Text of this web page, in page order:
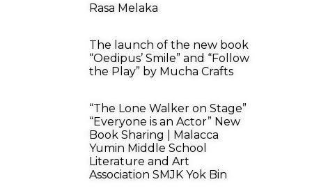
Rasa Melaka
The launch of the new book
“Oedipus’ Smile” and “Follow
the Play” by Mucha Crafts
“The Lone Walker on Stage”
“Everyone is an Actor” New
Book Sharing | Malacca
Yumin Middle School
Literature and Art
Association SMJK Yok Bin